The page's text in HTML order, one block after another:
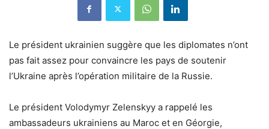
Le président ukrainien suggère que les diplomates n’ont
pas fait assez pour convaincre les pays de soutenir
l’Ukraine après l’opération militaire de la Russie.
Le président Volodymyr Zelenskyy a rappelé les
ambassadeurs ukrainiens au Maroc et en Géorgie,